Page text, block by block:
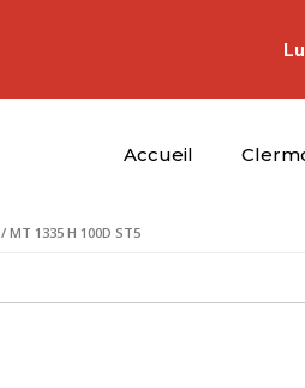
Accueil
/ MT 1335 H 100D ST5